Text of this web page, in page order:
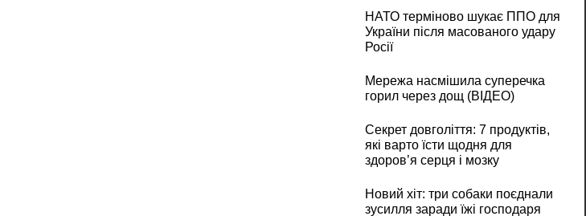
НАТО терміново шукає ППО для
України після масованого удару
Росії
Мережа насмішила суперечка
горил через дощ (ВІДЕО)
Секрет довголіття: 7 продуктів,
які варто їсти щодня для
здоров’я серця і мозку
Новий хіт: три собаки поєднали
зусилля заради їжі господаря